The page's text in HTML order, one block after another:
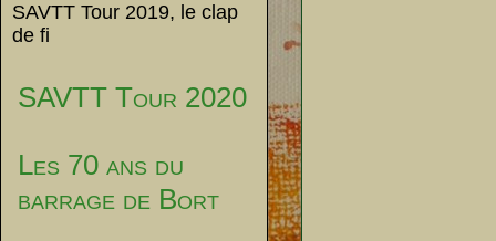
SAVTT Tour 2019, le clap
de fi
SAVTT Tour 2020
Les 70 ans du
barrage de Bort